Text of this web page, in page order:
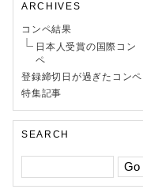
ARCHIVES
コンペ結果
日本人受賞の国際コン
ペ
登録締切日が過ぎたコンペ
特集記事
SEARCH